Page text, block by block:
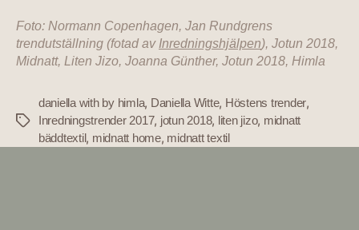
Foto: Normann Copenhagen, Jan Rundgrens
trendutställning (fotad av Inredningshjälpen), Jotun 2018,
Midnatt, Liten Jizo, Joanna Günther, Jotun 2018, Himla
daniella with by himla, Daniella Witte, Höstens trender,
Inredningstrender 2017, jotun 2018, liten jizo, midnatt
bäddtextil, midnatt home, midnatt textil